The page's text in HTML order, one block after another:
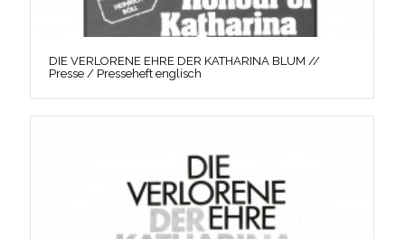
DIE VERLORENE EHRE DER KATHARINA BLUM //
Presse / Presseheft englisch